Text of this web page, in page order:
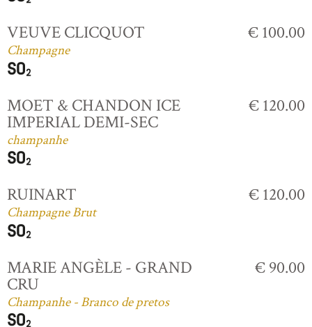
VEUVE CLICQUOT
Champagne
€ 100.00
MOET & CHANDON ICE
IMPERIAL DEMI-SEC
champanhe
€ 120.00
RUINART
Champagne Brut
€ 120.00
MARIE ANGÈLE - GRAND
CRU
Champanhe - Branco de pretos
€ 90.00